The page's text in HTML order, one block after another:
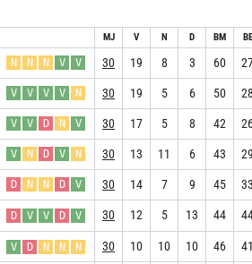
MJ V N D BM BE
N N N V V 30 19 8 3 60
V V V V N 30 19 5 6 50
V V D N V 30 17 5 8 42
V N D V N 30 13 11 6 43
D N N D V 30 14 7 9 45
D V V D V 30 12 5 13 44
V D N N N 30 10 10 10 46